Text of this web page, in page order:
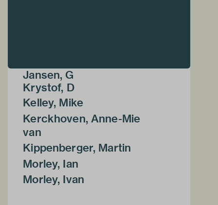
Jansen, G
Krystof, D
Kelley, Mike
Kerckhoven, Anne-Mie
van
Kippenberger, Martin
Morley, Ian
Morley, Ivan